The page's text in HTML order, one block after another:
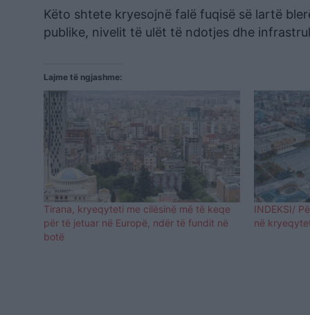
Këto shtete kryesojnë falë fuqisë së lartë
publike, nivelit të ulët të ndotjes dhe
Lajme të ngjashme:
Tirana, kryeqyteti me cilësinë më të keqe
për të jetuar në Europë, ndër të fundit në
botë
INDEKSI/
në